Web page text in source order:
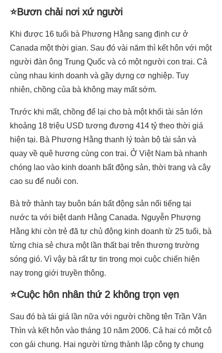
⭐Bươn chải nơi xứ người
Khi được 16 tuổi bà Phương Hằng sang định cư ở
Canada một thời gian. Sau đó vài năm thì kết hôn với một
người đàn ông Trung Quốc và có một người con trai. Cả
cùng nhau kinh doanh và gầy dựng cơ nghiệp. Tuy
nhiên, chồng của bà không may mất sớm.
Trước khi mất, chồng để lại cho bà một khối tài sản lớn
khoảng 18 triệu USD tương đương 414 tỷ theo thời giá
hiện tại. Bà Phương Hằng thanh lý toàn bộ tài sản và
quay về quê hương cùng con trai. Ở Việt Nam bà nhanh
chóng lao vào kinh doanh bất động sản, thời trang và cây
cao su để nuôi con.
Bà trở thành tay buôn bán bất động sản nổi tiếng tại
nước ta với biệt danh Hằng Canada. Nguyễn Phượng
Hằng khi còn trẻ đã tự chủ động kinh doanh từ 25 tuổi, bà
từng chia sẻ chưa một lần thất bại trên thương trường
sóng gió. Vì vậy bà rất tự tin trong mọi cuộc chiến hiện
nay trong giới truyền thông.
⭐Cuộc hôn nhân thứ 2 không trọn vẹn
Sau đó bà tái giá lần nữa với người chồng tên Trần Văn
Thìn và kết hôn vào tháng 10 năm 2006. Cả hai có một cô
con gái chung. Hai người từng thành lập công ty chung